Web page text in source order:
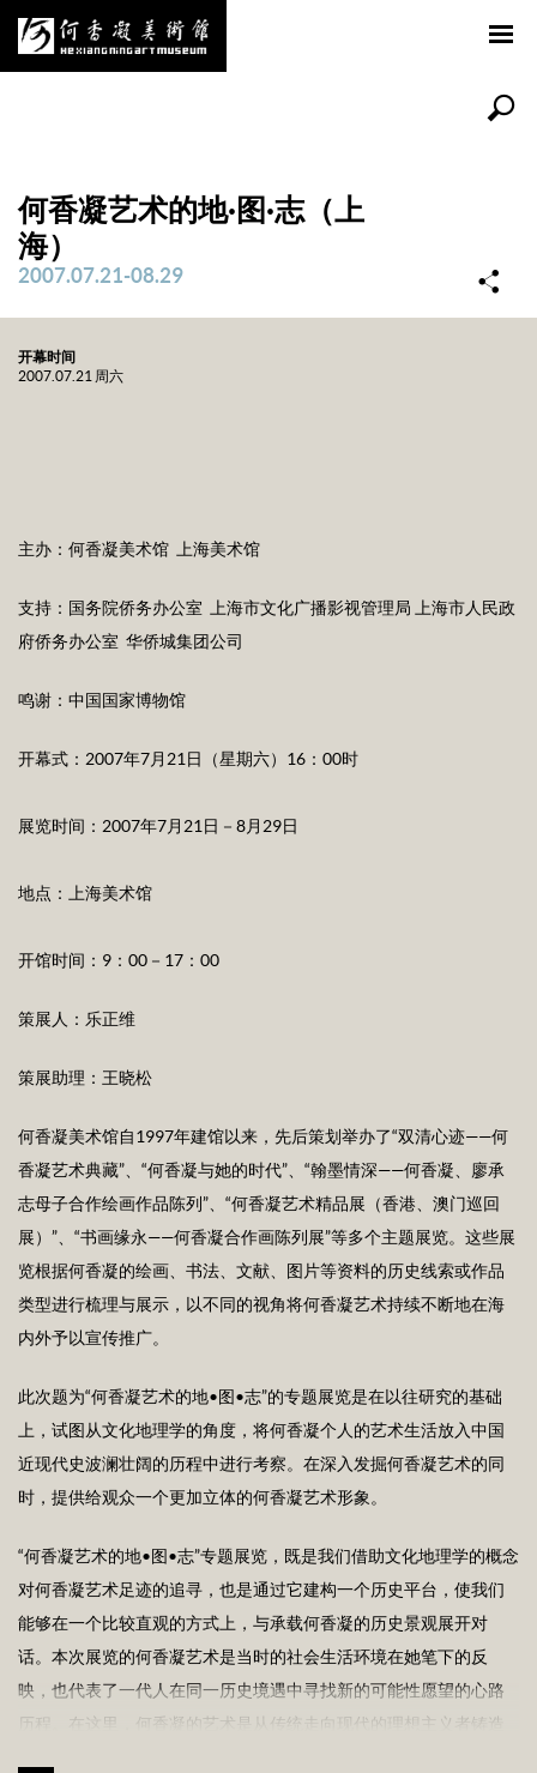
何香凝艺术的地·图·志（上
海）
2007.07.21-08.29
开幕时间
2007.07.21 周六
主办：何香凝美术馆 上海美术馆
支持：国务院侨务办公室 上海市文化广播影视管理局 上海市人民政
府侨务办公室 华侨城集团公司
鸣谢：中国国家博物馆
开幕式：2007年7月21日（星期六）16：00时
展览时间：2007年7月21日－8月29日
地点：上海美术馆
开馆时间：9：00－17：00
策展人：乐正维
策展助理：王晓松
何香凝美术馆自1997年建馆以来，先后策划举办了“双清心迹——何
香凝艺术典藏”、“何香凝与她的时代”、“翰墨情深——何香凝、廖承
志母子合作绘画作品陈列”、“何香凝艺术精品展（香港、澳门巡回
展）”、“书画缘永——何香凝合作画陈列展”等多个主题展览。这些展
览根据何香凝的绘画、书法、文献、图片等资料的历史线索或作品
类型进行梳理与展示，以不同的视角将何香凝艺术持续不断地在海
内外予以宣传推广。
此次题为“何香凝艺术的地•图•志”的专题展览是在以往研究的基础
上，试图从文化地理学的角度，将何香凝个人的艺术生活放入中国
近现代史波澜壮阔的历程中进行考察。在深入发掘何香凝艺术的同
时，提供给观众一个更加立体的何香凝艺术形象。
“何香凝艺术的地•图•志”专题展览，既是我们借助文化地理学的概念
对何香凝艺术足迹的追寻，也是通过它建构一个历史平台，使我们
能够在一个比较直观的方式上，与承载何香凝的历史景观展开对
话。本次展览的何香凝艺术是当时的社会生活环境在她笔下的反
映，也代表了一代人在同一历史境遇中寻找新的可能性愿望的心路
历程。在这里，何香凝的艺术是从传统走向现代的理想主义者铸造